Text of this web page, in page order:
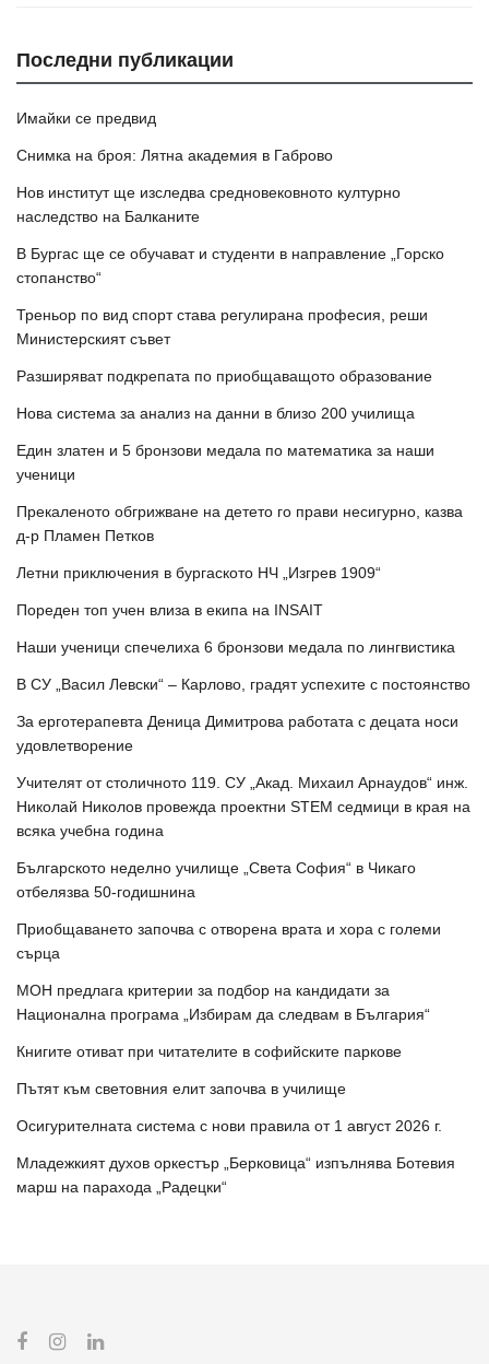
Последни публикации
Имайки се предвид
Снимка на броя: Лятна академия в Габрово
Нов институт ще изследва средновековното културно
наследство на Балканите
В Бургас ще се обучават и студенти в направление „Горско
стопанство“
Треньор по вид спорт става регулирана професия, реши
Министерският съвет
Разширяват подкрепата по приобщаващото образование
Нова система за анализ на данни в близо 200 училища
Един златен и 5 бронзови медала по математика за наши
ученици
Прекаленото обгрижване на детето го прави несигурно, казва
д-р Пламен Петков
Летни приключения в бургаското НЧ „Изгрев 1909“
Пореден топ учен влиза в екипа на INSAIT
Наши ученици спечелиха 6 бронзови медала по лингвистика
В СУ „Васил Левски“ – Карлово, градят успехите с постоянство
За ерготерапевта Деница Димитрова работата с децата носи
удовлетворение
Учителят от столичното 119. СУ „Акад. Михаил Арнаудов“ инж.
Николай Николов провежда проектни STEM седмици в края на
всяка учебна година
Българското неделно училище „Света София“ в Чикаго
отбелязва 50-годишнина
Приобщаването започва с отворена врата и хора с големи
сърца
МОН предлага критерии за подбор на кандидати за
Национална програма „Избирам да следвам в България“
Книгите отиват при читателите в софийските паркове
Пътят към световния елит започва в училище
Осигурителната система с нови правила от 1 август 2026 г.
Младежкият духов оркестър „Берковица“ изпълнява Ботевия
марш на парахода „Радецки“